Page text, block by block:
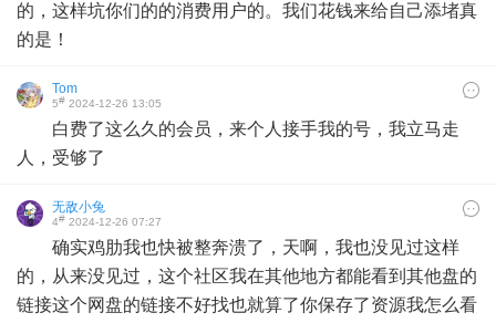
的，这样坑你们的的消费用户的。我们花钱来给自己添堵真
的是！
Tom
5# 2024-12-26 13:05
白费了这么久的会员，来个人接手我的号，我立马走
人，受够了
无敌小兔
4# 2024-12-26 07:27
确实鸡肋我也快被整奔溃了，天啊，我也没见过这样
的，从来没见过，这个社区我在其他地方都能看到其他盘的
链接这个网盘的链接不好找也就算了你保存了资源我怎么看